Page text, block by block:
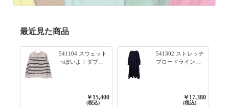
最近見た商品
541104 スウェット
っぽいよ！ダブル
プルオーバー 101オ
フベージュ×ネイビ
￥15,400
(税込)
541302 ストレッチ
ブロードライン入
ワンピース 79ネイ
￥17,380
(税込)